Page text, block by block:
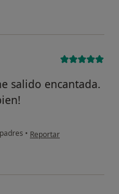
salido encantada.
• en opinión del usuario
Reportar